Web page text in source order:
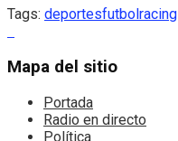
Tags: deportesfutbol racing
Mapa del sitio
Portada
Radio en directo
Política